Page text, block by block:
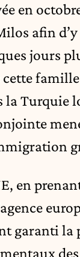
en
afin
jours
cette
la Turquie
en
garanti la